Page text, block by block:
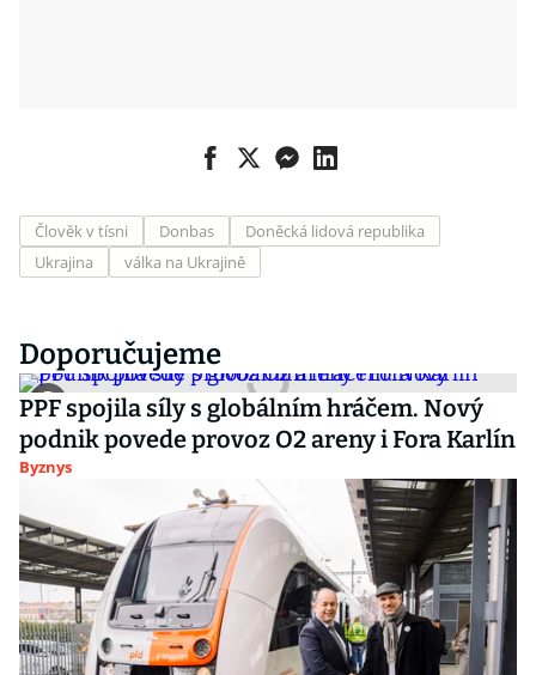
Člověk v tísni Donbas
Doněcká lidová republika
Ukrajina
válka na Ukrajině
Doporučujeme
PPF spojila síly s globálním hráčem. Nový
podnik povede provoz O2 areny i Fora Karlín
Byznys